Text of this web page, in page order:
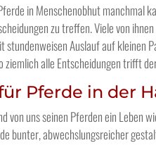
in Menschenobhut manchmal
zu treffen. Viele von
stundenweisen Auslauf auf kleinen
ziemlich alle Entscheidungen trifft
Pferde in der
von uns seinen Pferden ein Leben
bunter, abwechslungsreicher